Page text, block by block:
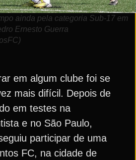
ainda pela categoria Sub-17 em
Ernesto Guerra
em algum clube foi se
mais difícil. Depois de
em testes na
e no São Paulo,
participar de uma
FC, na cidade de